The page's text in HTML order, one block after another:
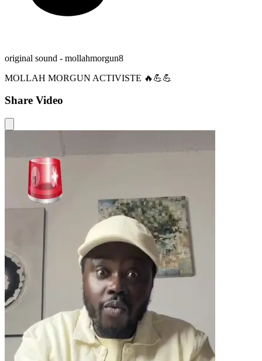
original sound - mollahmorgun8
MOLLAH MORGUN ACTIVISTE 🔥💪💪
Share Video